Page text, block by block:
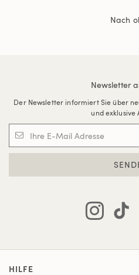
Nach
Newsletter
Der Newsletter informiert Sie über
und exklusive
HILFE